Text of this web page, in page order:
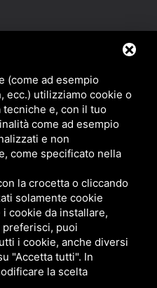
È PROTETTO DA GOOGLE
TERMS OF SERVICEDI GOOGLE.
(come ad esempio
ecc.) utilizziamo cookie o
e, con il tuo
come ad esempio
e non
come specificato nella
la crocetta o cliccando
solamente cookie
cookie da installare,
preferisci, puoi
i cookie, anche diversi
"Accetta tutti". In
la scelta